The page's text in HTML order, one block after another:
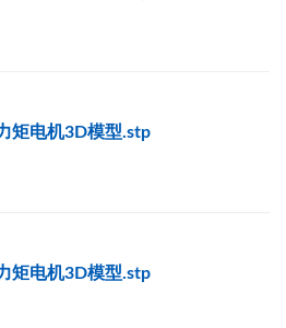
矩电机3D模型.stp
矩电机3D模型.stp